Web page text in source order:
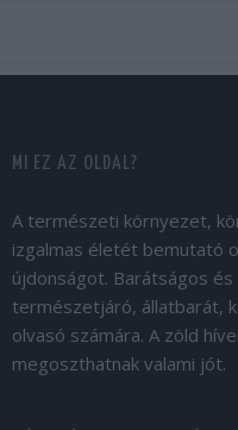
MI EZ AZ OLDAL?
A természeti környezet,
izgalmas életét bemutató
újdonságot. Barátságos
természetjáró, állatbarát,
olvasó számára. A zöld
megoszthatnak valami jót.